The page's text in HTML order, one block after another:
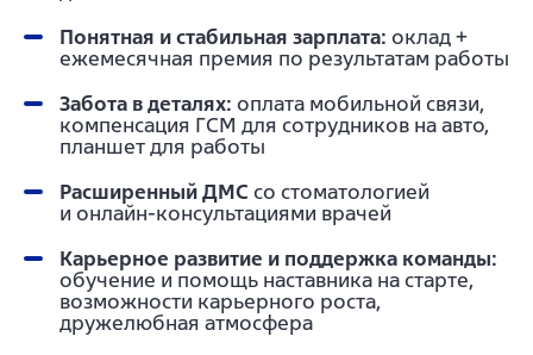
Понятная и стабильная зарплата: оклад +
ежемесячная премия по результатам работы
Забота в деталях: оплата мобильной связи,
компенсация ГСМ для сотрудников на авто,
планшет для работы
Расширенный ДМС со стоматологией
и онлайн-консультациями врачей
Карьерное развитие и поддержка команды:
обучение и помощь наставника на старте,
возможности карьерного роста,
дружелюбная атмосфера